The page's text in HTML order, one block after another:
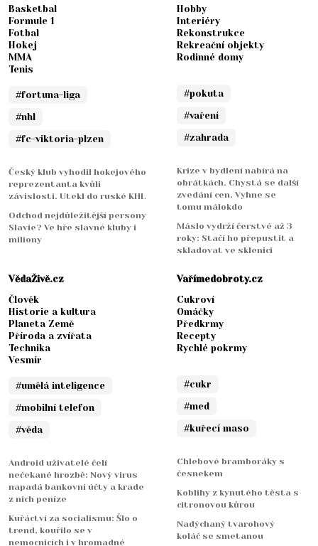
Basketbal
Formule 1
Fotbal
Hokej
MMA
Tenis
#fortuna-liga
#nhl
#fc-viktoria-plzen
Český klub vyhodil hokejového
reprezentanta kvůli
závislosti. Utekl do ruské KHL
Odchod nejdůležitější persony
Slavie? Ve hře slavné kluby i
miliony
Hobby
Interiéry
Rekonstrukce
Rekreační objekty
Rodinné domy
#pokuta
#vaření
#zahrada
Krize v bydlení nabírá na
obrátkách. Chystá se další
zvedání cen. Vyhne se
tomu málokdo
Máslo vydrží čerstvé až 3
roky: Stačí ho přepustit a
skladovat ve sklenici
VědaŽivě.cz
Člověk
Historie a kultura
Planeta Země
Příroda a zvířata
Technika
Vesmír
#umělá inteligence
#mobilní telefon
#věda
Android uživatelé čelí
nečekané hrozbě: Nový virus
napadá bankovní účty a krade
z nich peníze
Kuřáctví za socialismu: Šlo o
trend, kouřilo se v
nemocnicích i v hromadné
Vařímedobroty.cz
Cukroví
Omáčky
Předkrmy
Recepty
Rychlé pokrmy
#cukr
#med
#kuřecí maso
Chlebové bramboráky s
česnekem
Koblihy z kynutého těsta s
citronovou kůrou
Nadýchaný tvarohový
koláč se smetanou